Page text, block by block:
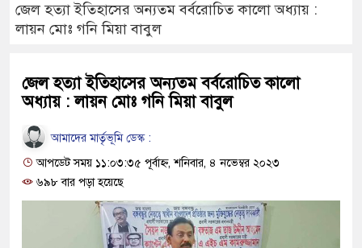
জেল হত্যা ইতিহাসের অন্যতম বর্বরোচিত কালো অধ্যায় :
লায়ন মোঃ গনি মিয়া বাবুল
জেল হত্যা ইতিহাসের অন্যতম বর্বরোচিত কালো
অধ্যায় : লায়ন মোঃ গনি মিয়া বাবুল
আমাদের মার্তৃভূমি ডেস্ক :
আপডেট সময় ১১:০৩:৩৫ পূর্বাহ্ন, শনিবার, ৪ নভেম্বর ২০২৩
৬৯৮ বার পড়া হয়েছে